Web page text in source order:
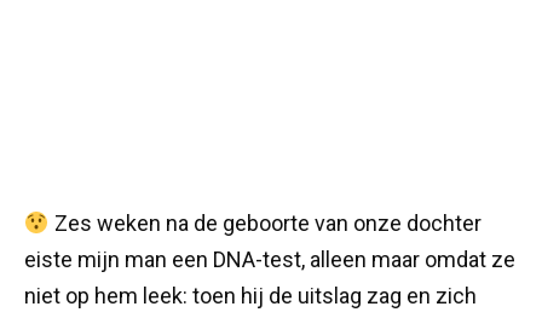
Zes weken na de geboorte van onze dochter
eiste mijn man een DNA-test, alleen maar omdat ze
niet op hem leek: toen hij de uitslag zag en zich